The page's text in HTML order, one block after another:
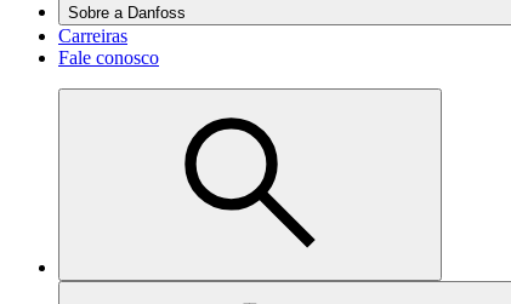
Sobre a Danfoss
Carreiras
Fale conosco